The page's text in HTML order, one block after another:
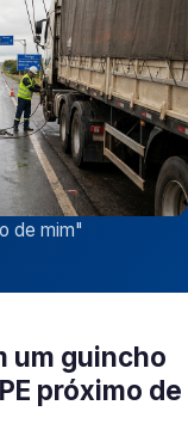
de mim"
um guincho
próximo de